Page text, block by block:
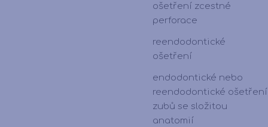
ošetření zcestné
perforace
reendodontické
ošetření
endodontické nebo
reendodontické ošetření
zubů se složitou
anatomií